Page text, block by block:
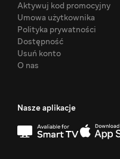
Aktywuj kod promocyjny
Umowa użytkownika
Polityka prywatności
Dostępność
Usuń konto
O nas
Nasze aplikacje